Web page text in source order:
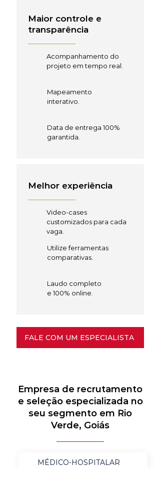
Maior controle e
transparência
Acompanhamento do
projeto em tempo real.
Mapeamento
interativo.
Data de entrega 100%
garantida.
Melhor experiência
Video-cases
customizados para cada
vaga.
Utilize ferramentas
comparativas.
Laudo completo
e 100% online.
FALE COM UM ESPECIALISTA
Empresa de recrutamento
e seleção especializada no
seu segmento em Rio
Verde, Goiás
MÉDICO-HOSPITALAR